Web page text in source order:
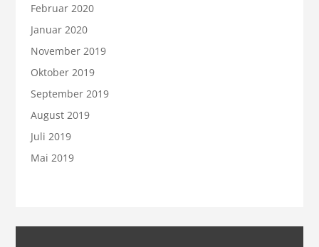
Februar 2020
Januar 2020
November 2019
Oktober 2019
September 2019
August 2019
Juli 2019
Mai 2019